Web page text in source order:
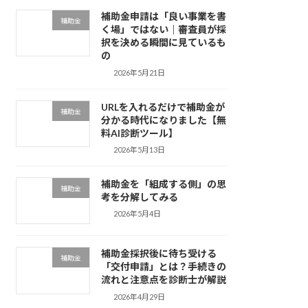
補助金
補助金申請は「良い事業を書
く場」ではない｜審査員が採
択を決める瞬間に見ているも
の
2026年5月21日
補助金
URLを入れるだけで補助金が
分かる時代になりました【無
料AI診断ツール】
2026年5月13日
補助金
補助金を「組成する側」の思
考を分解してみる
2026年5月4日
補助金
補助金採択後に待ち受ける
「交付申請」とは？手続きの
流れと注意点を診断士が解説
2026年4月29日